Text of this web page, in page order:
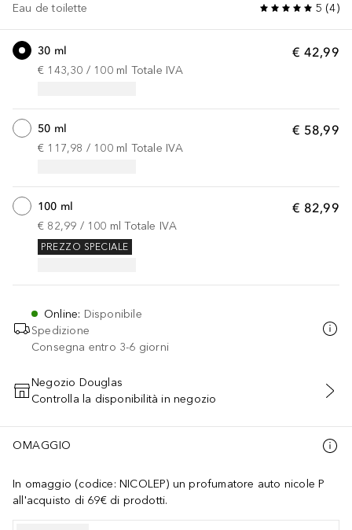
Eau de toilette 5 (4)
€ 42,99
30 ml
€ 143,30 / 100 ml Totale IVA
€ 58,99
50 ml
€ 117,98 / 100 ml Totale IVA
€ 82,99
100 ml
€ 82,99 / 100 ml Totale IVA
PREZZO SPECIALE
Online: Disponibile
Spedizione
Consegna entro 3-6 giorni
AGGIUNGI AL CARRELLO
Negozio Douglas
Controlla la disponibilità in negozio
OMAGGIO
In omaggio (codice: NICOLEP) un profumatore auto nicole P
all'acquisto di 69€ di prodotti.